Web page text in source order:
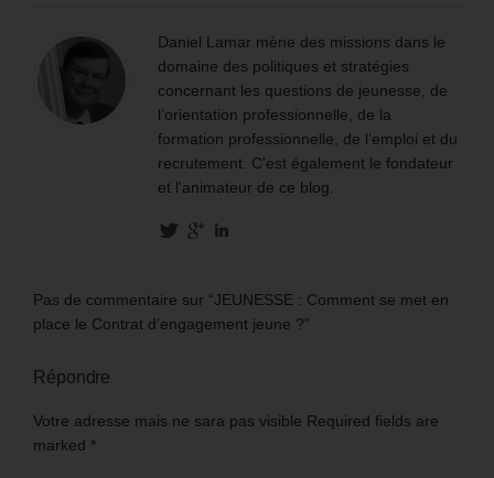
Daniel Lamar mène des missions dans le
domaine des politiques et stratégies
concernant les questions de jeunesse, de
l’orientation professionnelle, de la
formation professionnelle, de l’emploi et du
recrutement. C'est également le fondateur
et l'animateur de ce blog.
Pas de commentaire sur “JEUNESSE : Comment se met en
place le Contrat d’engagement jeune ?”
Répondre
Votre adresse mais ne sara pas visible Required fields are
marked *